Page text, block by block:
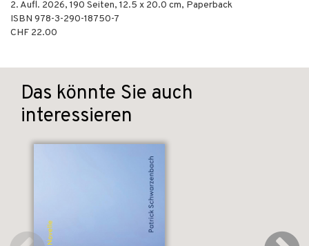
2. Aufl. 2026, 190 Seiten, 12.5 x 20.0 cm, Paperback
ISBN 978-3-290-18750-7
CHF 22.00
Das könnte Sie auch
interessieren